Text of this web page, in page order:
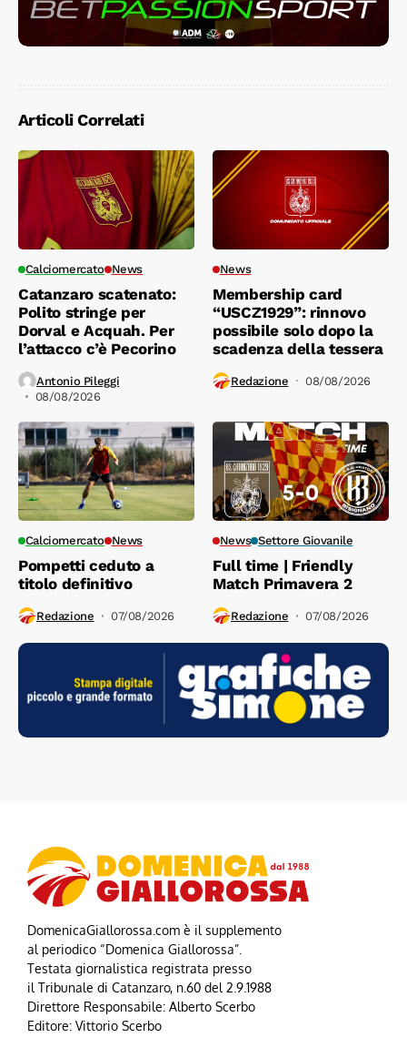
Articoli Correlati
Calciomercato News
Catanzaro scatenato:
Polito stringe per
Dorval e Acquah. Per
l’attacco c’è Pecorino
Antonio Pileggi
08/08/2026
News
Membership card
“USCZ1929”: rinnovo
possibile solo dopo la
scadenza della tessera
Redazione 08/08/2026
Calciomercato News
Pompetti ceduto a
titolo definitivo
Redazione 07/08/2026
News Settore Giovanile
Full time | Friendly
Match Primavera 2
Redazione 07/08/2026
DomenicaGiallorossa.com è il supplemento
al periodico “Domenica Giallorossa”.
Testata giornalistica registrata presso
il Tribunale di Catanzaro, n.60 del 2.9.1988
Direttore Responsabile: Alberto Scerbo
Editore: Vittorio Scerbo